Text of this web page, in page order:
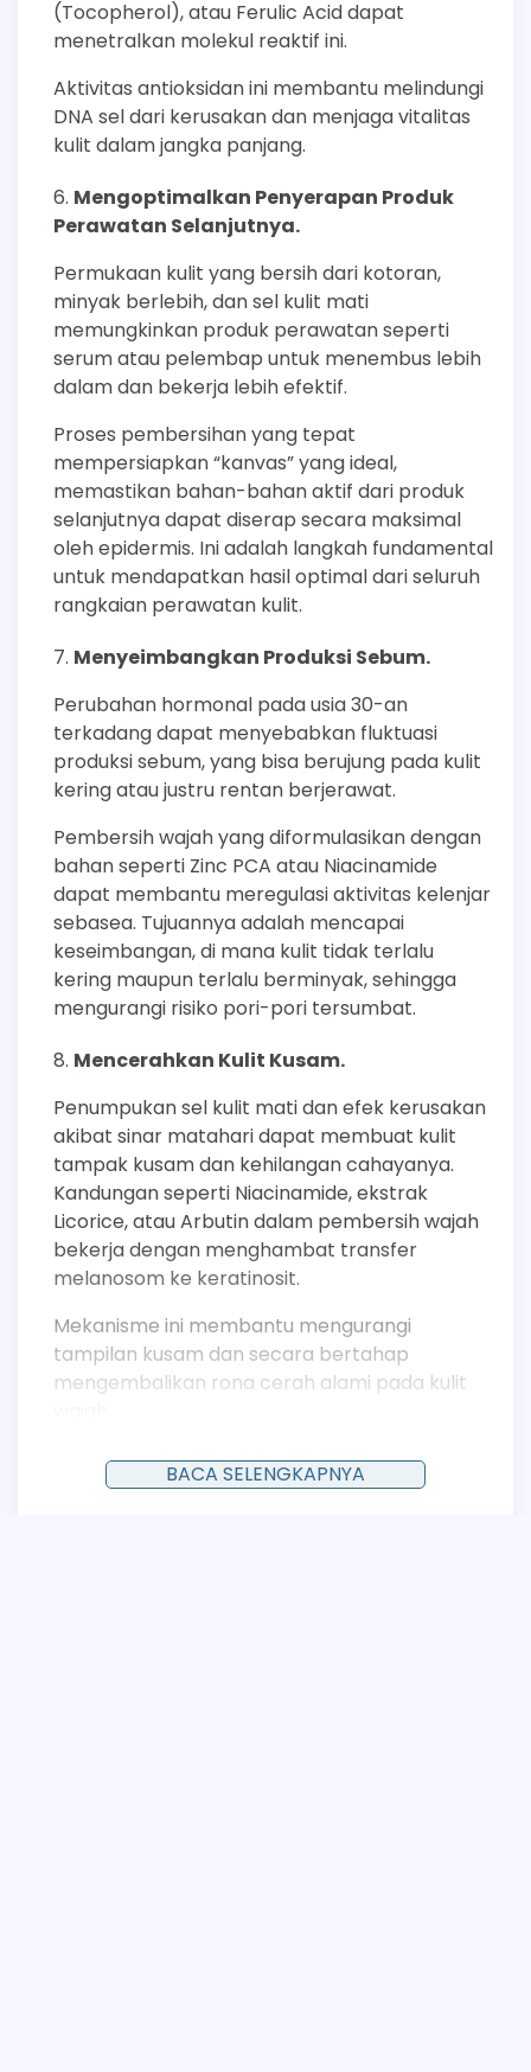
(Tocopherol), atau Ferulic Acid dapat
menetralkan molekul reaktif ini.
Aktivitas antioksidan ini membantu melindungi
DNA sel dari kerusakan dan menjaga vitalitas
kulit dalam jangka panjang.
Mengoptimalkan Penyerapan Produk
Perawatan Selanjutnya.
Permukaan kulit yang bersih dari kotoran,
minyak berlebih, dan sel kulit mati
memungkinkan produk perawatan seperti
serum atau pelembap untuk menembus lebih
dalam dan bekerja lebih efektif.
Proses pembersihan yang tepat
mempersiapkan “kanvas” yang ideal,
memastikan bahan-bahan aktif dari produk
selanjutnya dapat diserap secara maksimal
oleh epidermis. Ini adalah langkah fundamental
untuk mendapatkan hasil optimal dari seluruh
rangkaian perawatan kulit.
Menyeimbangkan Produksi Sebum.
Perubahan hormonal pada usia 30-an
terkadang dapat menyebabkan fluktuasi
produksi sebum, yang bisa berujung pada kulit
kering atau justru rentan berjerawat.
Pembersih wajah yang diformulasikan dengan
bahan seperti Zinc PCA atau Niacinamide
dapat membantu meregulasi aktivitas kelenjar
sebasea. Tujuannya adalah mencapai
keseimbangan, di mana kulit tidak terlalu
kering maupun terlalu berminyak, sehingga
mengurangi risiko pori-pori tersumbat.
Mencerahkan Kulit Kusam.
Penumpukan sel kulit mati dan efek kerusakan
akibat sinar matahari dapat membuat kulit
tampak kusam dan kehilangan cahayanya.
Kandungan seperti Niacinamide, ekstrak
Licorice, atau Arbutin dalam pembersih wajah
bekerja dengan menghambat transfer
melanosom ke keratinosit.
Mekanisme ini membantu mengurangi
tampilan kusam dan secara bertahap
mengembalikan rona cerah alami pada kulit
Menyamarkan Hiperpigmentasi dan
Noda Hitam.
BACA SELENGKAPNYA